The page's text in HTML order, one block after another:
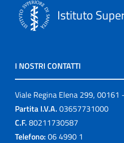
Istituto
I NOSTRI CONTATTI
Viale Regina Elena 299, 00161
Partita I.V.A. 03657731000
C.F. 80211730587
Telefono: 06 4990 1